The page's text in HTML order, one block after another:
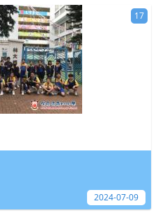
17
2024-07-09